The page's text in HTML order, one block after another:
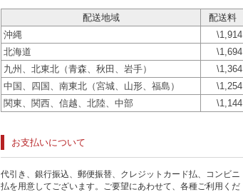
配送地域
配送料
沖縄
\1,914
北海道
\1,694
九州、北東北（青森、秋田、岩手）
\1,364
中国、四国、南東北（宮城、山形、福島）
\1,254
関東、関西、信越、北陸、中部
\1,144
お支払いについて
代引き、銀行振込、郵便振替、クレジットカード払、コンビニ
払を用意してございます。ご要望にあわせて、各種ご利用くだ